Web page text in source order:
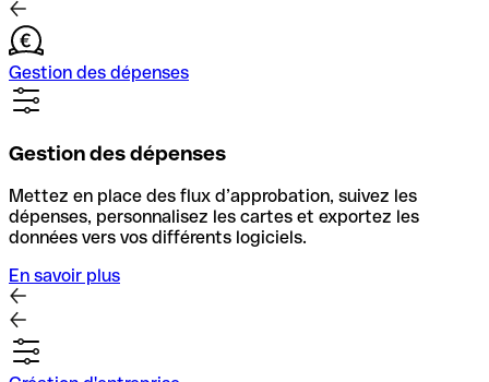
Gestion des dépenses
Gestion des dépenses
Mettez en place des flux d’approbation, suivez les
dépenses, personnalisez les cartes et exportez les
données vers vos différents logiciels.
En savoir plus